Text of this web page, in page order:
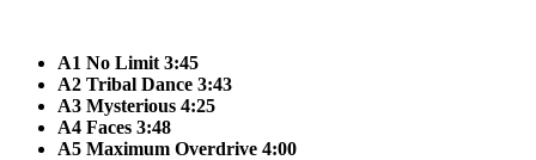
A1 No Limit 3:45
A2 Tribal Dance 3:43
A3 Mysterious 4:25
A4 Faces 3:48
A5 Maximum Overdrive 4:00